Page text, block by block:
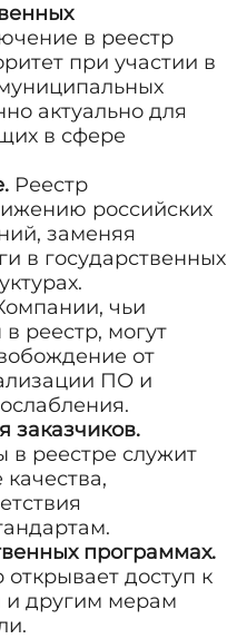
в реестр
при участии в
актуально для
в сфере
Реестр
российских
заменяя
в государственных
чьи
реестр, могут
от
ПО и
заказчиков.
реестре служит
программах.
доступ к
и другим мерам